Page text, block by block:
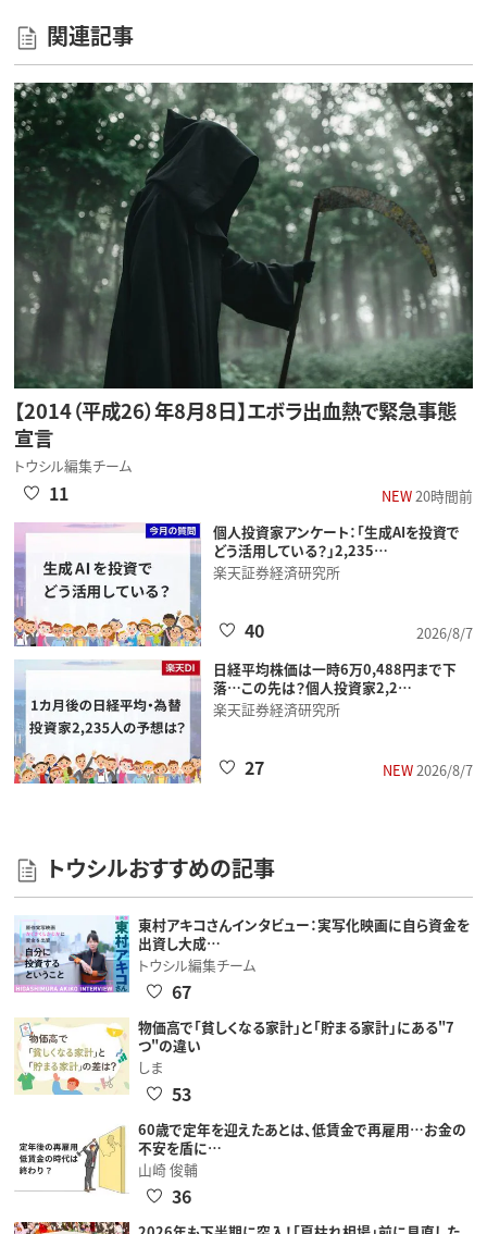
関連記事
【2014（平成26）年8月8日】エボラ出血熱で緊急事態
宣言
トウシル編集チーム
NEW20時間前
11
個人投資家アンケート：「生成AIを投資で
どう活用している？」2,235…
楽天証券経済研究所
2026/8/7
40
日経平均株価は一時6万0,488円まで下
落…この先は？個人投資家2,2…
楽天証券経済研究所
NEW2026/8/7
27
トウシルおすすめの記事
東村アキコさんインタビュー：実写化映画に自ら資金を
出資し大成…
トウシル編集チーム
67
物価高で「貧しくなる家計」と「貯まる家計」にある"7
つ"の違い
しま
53
60歳で定年を迎えたあとは、低賃金で再雇用…お金の
不安を盾に…
山崎 俊輔
36